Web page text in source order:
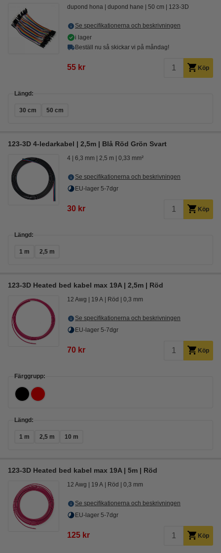
dupond hona dupond hane 50 cm 123-3D
Se specifikationerna och beskrivningen
i lager
Beställ nu så skickar vi på måndag!
55 kr Köp
Längd:
30 cm 50 cm
123-3D 4-ledarkabel | 2,5m | Blå Röd Grön Svart
4 6,3 mm 2,5 m 0,33 mm²
Se specifikationerna och beskrivningen
EU-lager 5-7dgr
30 kr Köp
Längd:
1 m 2,5 m
123-3D Heated bed kabel max 19A | 2,5m | Röd
12 Awg 19 A Röd 0,3 mm
Se specifikationerna och beskrivningen
EU-lager 5-7dgr
70 kr Köp
Färggrupp:
Längd:
1 m 2,5 m 10 m
123-3D Heated bed kabel max 19A | 5m | Röd
12 Awg 19 A Röd 0,3 mm
Se specifikationerna och beskrivningen
EU-lager 5-7dgr
125 kr Köp